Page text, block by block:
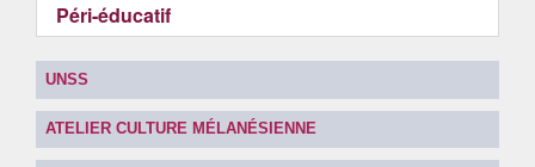
Pédagogie
Péri-éducatif
DNB/CFG
Péri-éducatif
UNSS
ATELIER CULTURE MÉLANÉSIENNE